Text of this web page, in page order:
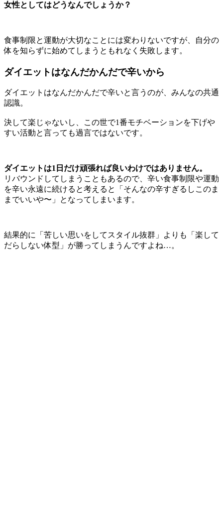
女性としてはどうなんでしょうか？
食事制限と運動が大切なことには変わりないですが、自分の
体を知らずに始めてしまうともれなく失敗します。
ダイエットはなんだかんだで辛いから
ダイエットはなんだかんだで辛いと言うのが、みんなの共通
認識。
決して楽じゃないし、この世で1番モチベーションを下げや
すい活動と言っても過言ではないです。
ダイエットは1日だけ頑張れば良いわけではありません。
リバウンドしてしまうこともあるので、辛い食事制限や運動
を辛い永遠に続けると考えると「そんなの辛すぎるしこのま
までいいや〜」となってしまいます。
結果的に「苦しい思いをしてスタイル抜群」よりも「楽して
だらしない体型」が勝ってしまうんですよね…。